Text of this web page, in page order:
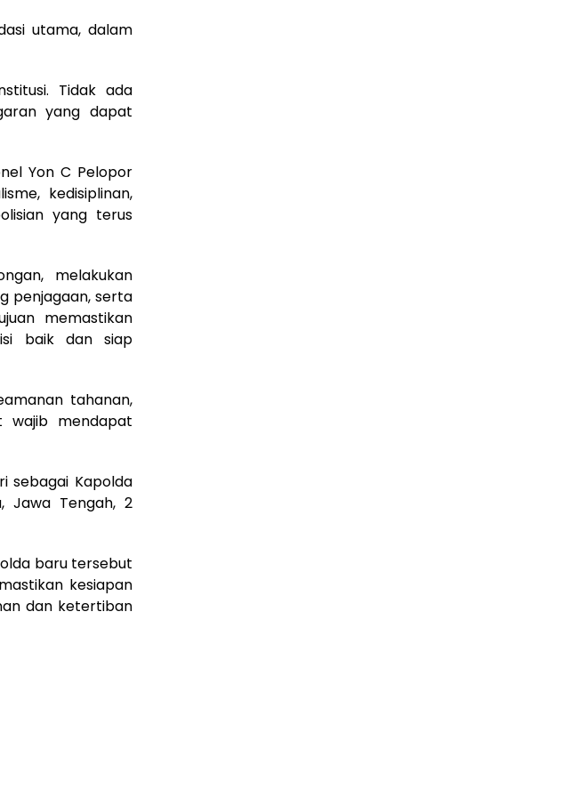
utama, dalam
Tidak ada
yang dapat
Yon C Pelopor
kedisiplinan,
yang terus
melakukan
penjagaan, serta
memastikan
baik dan siap
tahanan,
wajib mendapat
sebagai Kapolda
Jawa Tengah, 2
baru tersebut
kesiapan
dan ketertiban